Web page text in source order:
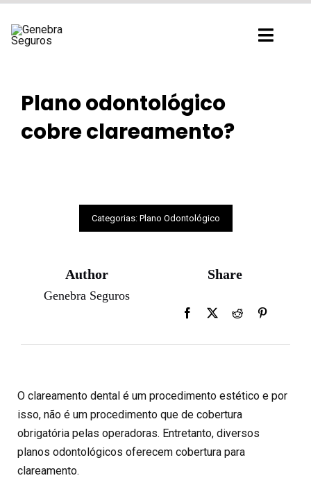
para
Plano odontológico
cobre clareamento?
Categorias: Plano Odontológico
Author
Genebra Seguros
Share
O clareamento dental é um procedimento estético e por
isso, não é um procedimento que de cobertura
obrigatória pelas operadoras. Entretanto, diversos
planos odontológicos oferecem cobertura para
clareamento.